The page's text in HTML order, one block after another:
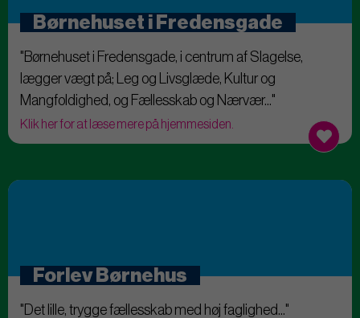
Børnehuset i Fredensgade
"Børnehuset i Fredensgade, i centrum af Slagelse,
lægger vægt på; Leg og Livsglæde, Kultur og
Mangfoldighed, og Fællesskab og Nærvær..."
Klik her for at læse mere på hjemmesiden.
Forlev Børnehus
"Det lille, trygge fællesskab med høj faglighed..."